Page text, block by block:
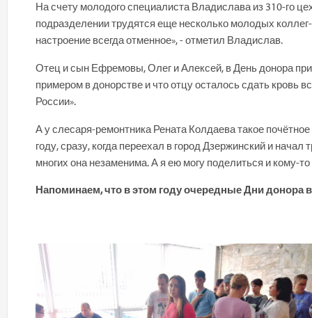
На счету молодого специалиста Владислава из 310-го
подразделении трудятся еще несколько молодых
настроение всегда отменное», - отметил Владислав.
Отец и сын Ефремовы, Олег и Алексей, в День донора
примером в донорстве и что отцу осталось сдать кровь
России».
А у слесаря-ремонтника Рената Колдаева такое
году, сразу, когда переехал в город Дзержинский и
многих она незаменима. А я ею могу поделиться и кому-
Напоминаем, что в этом году очередные Дни